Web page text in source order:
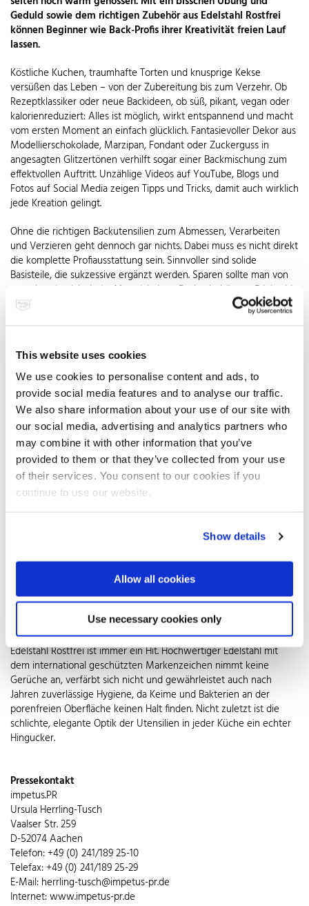
This website uses cookies
We use cookies to personalise content and ads, to
provide social media features and to analyse our traffic.
We also share information about your use of our site with
our social media, advertising and analytics partners who
may combine it with other information that you’ve
provided to them or that they’ve collected from your use
of their services. You consent to our cookies if you
continue to use our website.
Show details
Allow all cookies
Use necessary cookies only
Geduld sowie dem richtigen Zubehör aus Edelstahl Rostfrei
können Beginner wie Back-Profis ihrer Kreativität freien Lauf
lassen.
Köstliche Kuchen, traumhafte Torten und knusprige Kekse
versüßen das Leben – von der Zubereitung bis zum Verzehr. Ob
Rezeptklassiker oder neue Backideen, ob süß, pikant, vegan oder
kalorienreduziert: Alles ist möglich, wirkt entspannend und macht
vom ersten Moment an einfach glücklich. Fantasievoller Dekor aus
Modellierschokolade, Marzipan, Fondant oder Zuckerguss in
angesagten Glitzertönen verhilft sogar einer Backmischung zum
effektvollen Auftritt. Unzählige Videos auf YouTube, Blogs und
Fotos auf Social Media zeigen Tipps und Tricks, damit auch wirklich
jede Kreation gelingt.
Ohne die richtigen Backutensilien zum Abmessen, Verarbeiten
und Verzieren geht dennoch gar nichts. Dabei muss es nicht direkt
die komplette Profiausstattung sein. Sinnvoller sind solide
Basisteile, die sukzessive ergänzt werden. Sparen sollte man von
vorneherein nicht beim Material, denn Backzubehör aus Edelstahl
Rostfrei ist ein entscheidender Faktor für das Gelingen der
Köstlichkeiten. Rührschüsseln, Messbecher, Mixer und Co. aus
sondern auch die anschließende Reinigung. Backformen, -bleche
und Liftböden aus dem kratz- und spülmaschinenfesten Material
leisten jahrzehntelang treue Dienste, ohne ihr glänzendes
Aussehen einzubüßen. Von Anfang an nicht fehlen dürfen auch
Küchensieb, Schneebesen und Waage. Mit einem Teigroller aus
Edelstahl lassen sich sogar schwere Teige ohne Kraftanstrengung
leicht ausrollen. Anders als bei Modellen aus Holz oder Plastik
bleibt die Oberfläche auch bei häufigem Gebrauch frei von
Kratzern. Deshalb ist die glatte Edelstahlrolle auch beim Eindecken
mit Fondant ausgesprochen hilfreich. Teigschaber,
Tortenbodenteiler und Konditormesser, mit dem sich der fertige
Modellierwerkzeuge aus Edelstahl, um aus Marzipan, Blütenpaste
oder Schokolade dekorative Verzierungen zu zaubern. Wahlweise
mit weich abgerundeten Kanten oder scharf geschliffen,
ermöglichen sie ebenso filigranes wie sauberes Arbeiten. Kleiner
Tipp bei der Suche nach dem nächsten Geschenk für die beste
Freundin oder auch zum sich selbst Schenken: Backzubehör aus
Edelstahl Rostfrei ist immer ein Hit. Hochwertiger Edelstahl mit
dem international geschützten Markenzeichen nimmt keine
Gerüche an, verfärbt sich nicht und gewährleistet auch nach
Jahren zuverlässige Hygiene, da Keime und Bakterien an der
porenfreien Oberfläche keinen Halt finden. Nicht zuletzt ist die
schlichte, elegante Optik der Utensilien in jeder Küche ein echter
Hingucker.
Pressekontakt
impetus.PR
Ursula Herrling-Tusch
Vaalser Str. 259
D-52074 Aachen
Telefon: +49 (0) 241/189 25-10
Telefax: +49 (0) 241/189 25-29
E-Mail: herrling-tusch@impetus-pr.de
Internet: www.impetus-pr.de